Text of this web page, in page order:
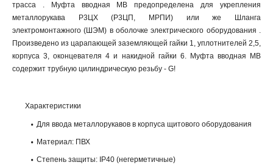
трасса . Муфта вводная МВ предопределена для укрепления
металлорукава Р3ЦХ (Р3ЦП, МРПИ) или же Шланга
электромонтажного (ШЭМ) в оболочке электрического оборудования .
Произведено из царапающей заземляющей гайки 1, уплотнителей 2,5,
корпуса 3, оконцевателя 4 и накидной гайки 6. Муфта вводная МВ
содержит трубную цилиндрическую резьбу - G!
Характеристики
Для ввода металлорукавов в корпуса щитового оборудования
Материал: ПВХ
Степень защиты: IP40 (негерметичные)